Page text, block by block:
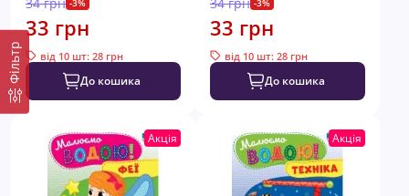
Фільтр
-3%
33 грн
від 10 шт: 28 грн
До кошика
-3%
33 грн
від 10 шт: 28 грн
До кошика
Акція Акція